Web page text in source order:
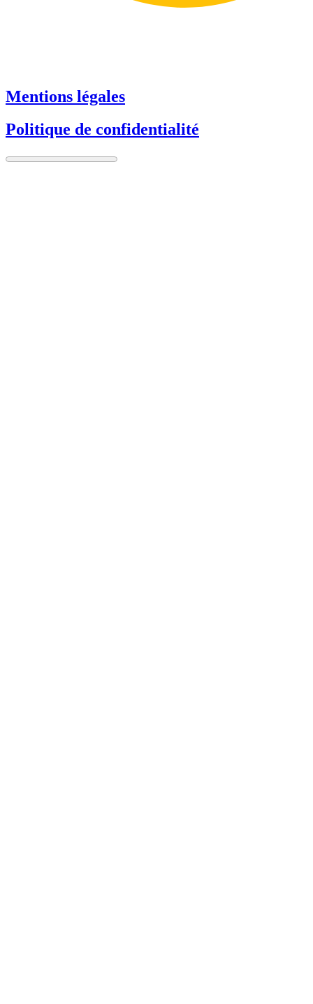
Mentions légales
Politique de confidentialité